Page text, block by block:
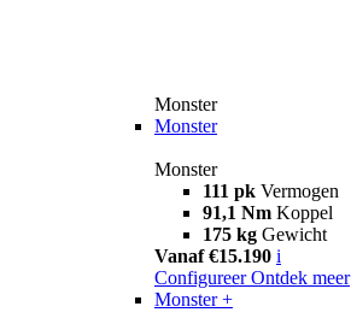
Monster
Monster
Monster
111 pk Vermogen
91,1 Nm Koppel
175 kg Gewicht
Vanaf €15.190 i
Configureer Ontdek meer
Monster +